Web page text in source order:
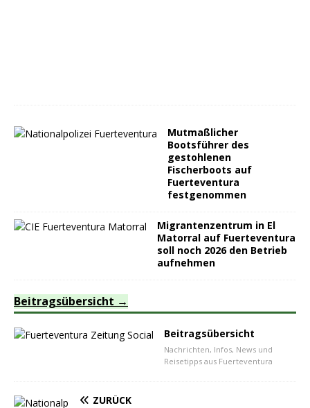
Mutmaßlicher
Bootsführer des
gestohlenen
Fischerboots auf
Fuerteventura
festgenommen
Migrantenzentrum in El
Matorral auf Fuerteventura
soll noch 2026 den Betrieb
aufnehmen
Beitragsübersicht
Beitragsübersicht
Nachrichten, Infos, News und
Reisetipps aus Fuerteventura
ZURÜCK